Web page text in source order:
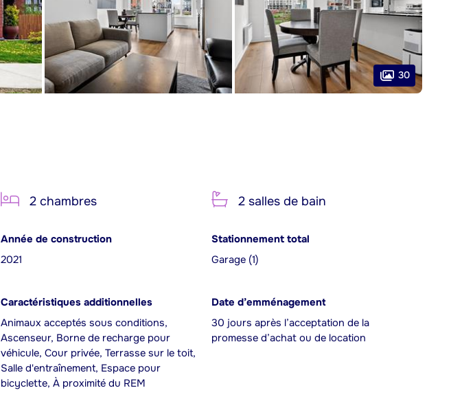
30
2 chambres 2 salles de bain
Année de construction
2021
Stationnement total
Garage (1)
Caractéristiques additionnelles
Animaux acceptés sous conditions,
Ascenseur, Borne de recharge pour
véhicule, Cour privée, Terrasse sur le toit,
Salle d'entraînement, Espace pour
bicyclette, À proximité du REM
Date d’emménagement
30 jours après l’acceptation de la
promesse d’achat ou de location